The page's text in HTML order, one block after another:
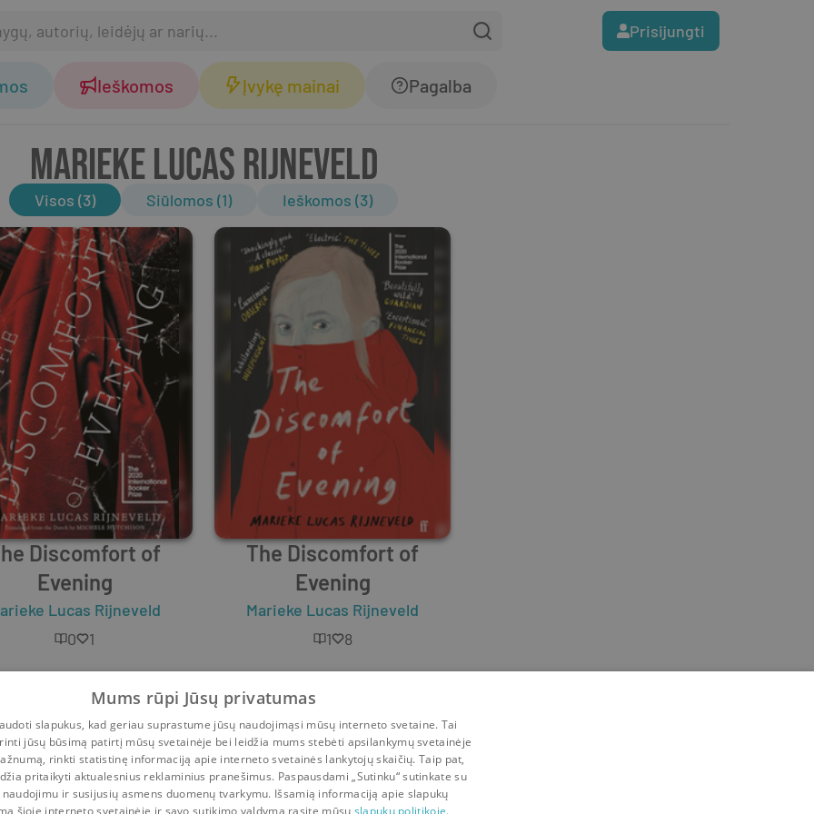
Prisijungti
Ieškomos Įvykę mainai Pagalba
MARIEKE LUCAS RIJNEVELD
Visos (3) Siūlomos (1) Ieškomos (3)
Discomfort of
Evening
Lucas Rijneveld
0
1
The Discomfort of
Evening
Marieke Lucas Rijneveld
1
8
Mums rūpi Jūsų privatumas
slapukus, kad geriau suprastume jūsų naudojimąsi mūsų interneto svetaine. Tai
jūsų būsimą patirtį mūsų svetainėje bei leidžia mums stebėti apsilankymų svetainėje
rinkti statistinę informaciją apie interneto svetainės lankytojų skaičių. Taip pat,
pritaikyti aktualesnius reklaminius pranešimus. Paspausdami „Sutinku“ sutinkate su
ir susijusių asmens duomenų tvarkymu. Išsamią informaciją apie slapukų
šioje interneto svetainėje ir savo sutikimo valdymą rasite mūsų slapukų politikoje.